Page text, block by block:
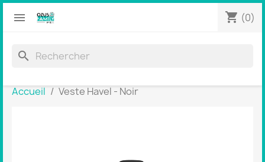
 shopping_cart (0)
search
Accueil Veste Havel - Noir